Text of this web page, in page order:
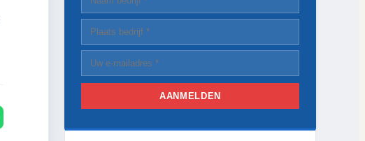
AANMELDEN